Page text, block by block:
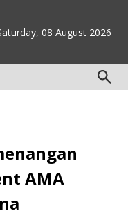
08 August 2026
AMA